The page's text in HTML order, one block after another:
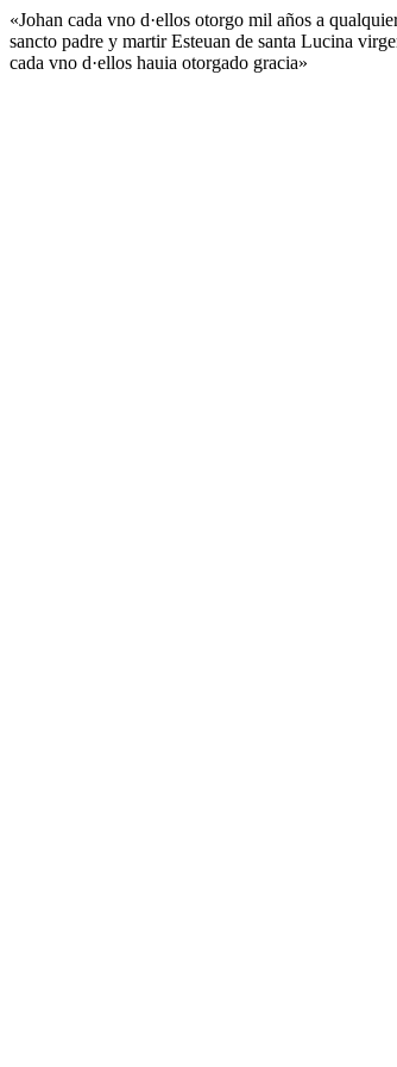
«Johan cada vno d·ellos otorgo mil años a
sancto padre y martir Esteuan de santa Lucina
cada vno d·ellos hauia otorgado gracia»